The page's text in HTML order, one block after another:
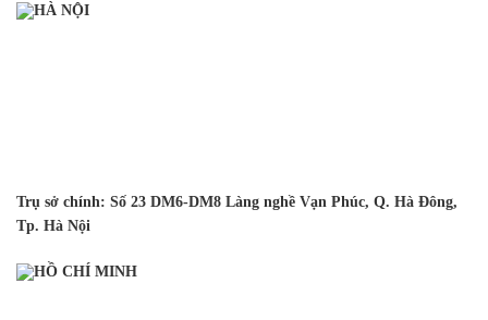
HÀ NỘI
Trụ sở chính: Số 23 DM6-DM8 Làng nghề Vạn Phúc, Q. Hà Đông,
Tp. Hà Nội
HỒ CHÍ MINH